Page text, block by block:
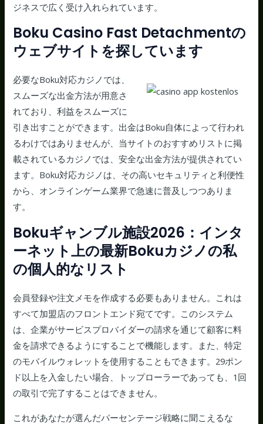
ジネスで広く受け入れられています。
Boku Casino Fast Detachmentの
ウェブサイトを探しています
必要なBoku対応カジノでは、
スムーズな出金方法が用意さ
れており、利益をスムーズに
引き出すことができます。出金はBoku自体によって行われ
るわけではありませんが、当サイトのおすすめリストに掲
載されているカジノでは、安全な出金方法が提供されてい
ます。Boku対応カジノは、その高いセキュリティと利便性
から、オンラインゲーム業界で急速に普及しつつありま
す。
Bokuギャンブル施設2026：インタ
ーネット上の最新Bokuカジノの私
の個人的なリスト
会員登録や注文メモを作成する必要もありません。これは
すべて加盟店のフロントエンド宛てです。このシステム
は、企業がサービスプロバイダーの請求を通じて顧客に料
金を請求できるようにすることで機能します。また、特定
のモバイルウォレットを使用することもできます。29ポン
ド以上を入金したい場合、トップローラーであっても、1回
の取引で完了することはできません。
これがあなたが選んだパーセンテージ戦略に聞こえるな